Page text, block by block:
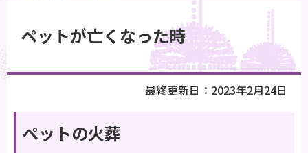
で
す
ペットが亡くなった時
最終更新日：2023年2月24日
ペットの火葬